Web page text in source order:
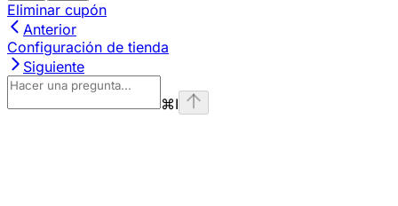
Eliminar cupón
Anterior
Configuración de tienda
Siguiente
⌘I